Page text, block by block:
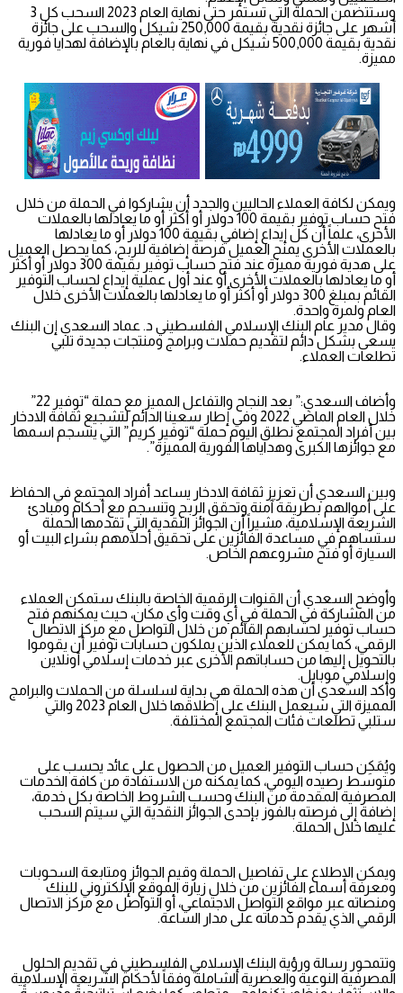
وستتضمن الحملة التي تستمر حتى نهاية العام 2023 السحب كل 3
أشهر على جائزة نقدية بقيمة 250,000 شيكل والسحب على جائزة
نقدية بقيمة 500,000 شيكل في نهاية بالعام بالإضافة لهدايا فورية
مميزة.
ويمكن لكافة العملاء الحاليين والجدد أن يشاركوا في الحملة من خلال
فتح حساب توفير بقيمة 100 دولار أو أكثر أو ما يعادلها بالعملات
الأخرى، علماً أن كل إيداع إضافي بقيمة 100 دولار أو ما يعادلها
بالعملات الأخرى يمنح العميل فرصةً إضافية للربح، كما يحصل العميل
على هدية فورية مميزة عند فتح حساب توفير بقيمة 300 دولار أو أكثر
أو ما يعادلها بالعملات الأخرى أو عند أول عملية إيداع لحساب التوفير
القائم بمبلغ 300 دولار أو أكثر أو ما يعادلها بالعملات الأخرى خلال
العام ولمرة واحدة.
وقال مدير عام البنك الإسلامي الفلسطيني د. عماد السعدي إن البنك
يسعى بشكل دائم لتقديم حملات وبرامج ومنتجات جديدة تلبي
تطلعات العملاء.
وأضاف السعدي:” بعد النجاح والتفاعل المميز مع حملة “توفير 22”
خلال العام الماضي 2022 وفي إطار سعينا الدائم لتشجيع ثقافة الادخار
بين أفراد المجتمع نطلق اليوم حملة “توفير كريم” التي ينسجم اسمها
مع جوائزها الكبرى وهداياها الفورية المميزة”.
وبين السعدي أن تعزيز ثقافة الادخار يساعد أفراد المجتمع في الحفاظ
على أموالهم بطريقة آمنة وتحقق الربح وتنسجم مع أحكام ومبادئ
الشريعة الإسلامية، مشيراً أن الجوائز النقدية التي تقدمها الحملة
ستساهم في مساعدة الفائزين على تحقيق أحلامهم بشراء البيت أو
السيارة أو فتح مشروعهم الخاص.
وأوضح السعدي أن القنوات الرقمية الخاصة بالبنك ستمكن العملاء
من المشاركة في الحملة في أي وقت وأي مكان، حيث يمكنهم فتح
حساب توفير لحسابهم القائم من خلال التواصل مع مركز الاتصال
الرقمي، كما يمكن للعملاء الذين يملكون حسابات توفير أن يقوموا
بالتحويل إليها من حساباتهم الأخرى عبر خدمات إسلامي أونلاين
وإسلامي موبايل.
وأكد السعدي أن هذه الحملة هي بداية لسلسلة من الحملات والبرامج
المميزة التي سيعمل البنك على إطلاقها خلال العام 2023 والتي
ستلبي تطلعات فئات المجتمع المختلفة.
ويُمَكِن حساب التوفير العميل من الحصول على عائد يحسب على
متوسط رصيده اليومي، كما يمكنه من الاستفادة من كافة الخدمات
المصرفية المقدمة من البنك وحسب الشروط الخاصة بكل خدمة،
إضافة إلى فرصته بالفوز بإحدى الجوائز النقدية التي سيتم السحب
عليها خلال الحملة.
ويمكن الاطلاع على تفاصيل الحملة وقيم الجوائز ومتابعة السحوبات
ومعرفة أسماء الفائزين من خلال زيارة الموقع الإلكتروني للبنك
ومنصاته عبر مواقع التواصل الاجتماعي، أو التواصل مع مركز الاتصال
الرقمي الذي يقدم خدماته على مدار الساعة.
وتتمحور رسالة ورؤية البنك الإسلامي الفلسطيني في تقديم الحلول
المصرفية النوعية والعصرية الشاملة وفقاً لأحكام الشريعة الإسلامية